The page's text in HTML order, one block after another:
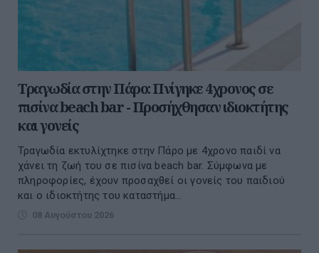
Τραγωδία στην Πάρο: Πνίγηκε 4χρονος σε
πισίνα beach bar - Προσήχθησαν ιδιοκτήτης
και γονείς
Τραγωδία εκτυλίχτηκε στην Πάρο με 4χρονο παιδί να
χάνει τη ζωή του σε πισίνα beach bar. Σύμφωνα με
πληροφορίες, έχουν προσαχθεί οι γονείς του παιδιού
και ο ιδιοκτήτης του καταστήμα...
08 Αυγούστου 2026